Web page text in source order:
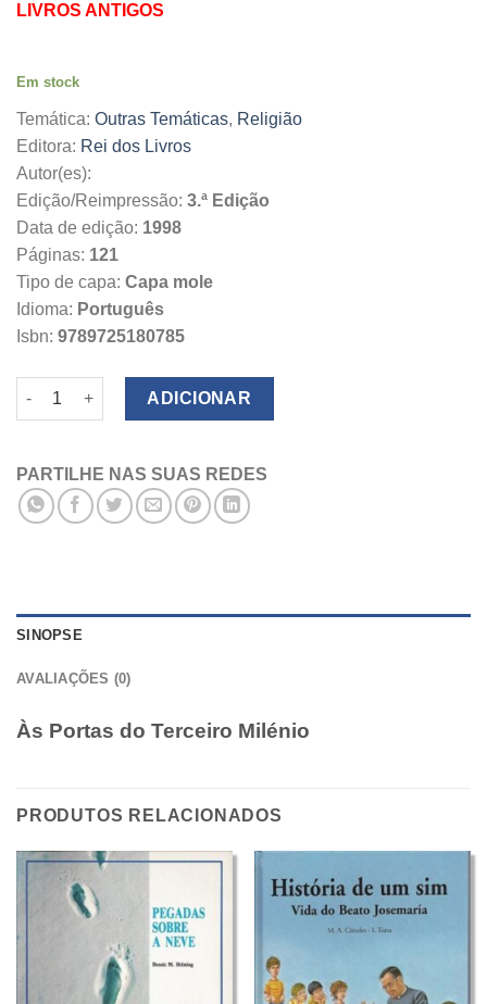
LIVROS ANTIGOS
Em stock
Temática: Outras Temáticas, Religião
Editora: Rei dos Livros
Autor(es):
Edição/Reimpressão: 3.ª Edição
Data de edição: 1998
Páginas: 121
Tipo de capa: Capa mole
Idioma: Português
Isbn: 9789725180785
Quantidade de Às Portas do Terceiro Milénio
ADICIONAR
PARTILHE NAS SUAS REDES
SINOPSE
AVALIAÇÕES (0)
Às Portas do Terceiro Milénio
PRODUTOS RELACIONADOS